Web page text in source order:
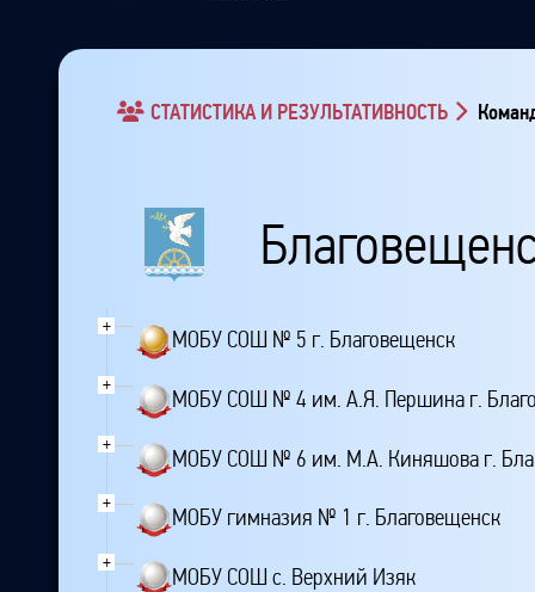
СТАТИСТИКА И РЕЗУЛЬТАТИВНОСТЬ
+
МОБУ СОШ № 5 г. Благовещенск
+
МОБУ СОШ № 4 им. А.Я. Першина г.
+
МОБУ СОШ № 6 им. М.А. Киняшова г.
+
МОБУ гимназия № 1 г. Благовещенск
+
МОБУ СОШ с. Верхний Изяк